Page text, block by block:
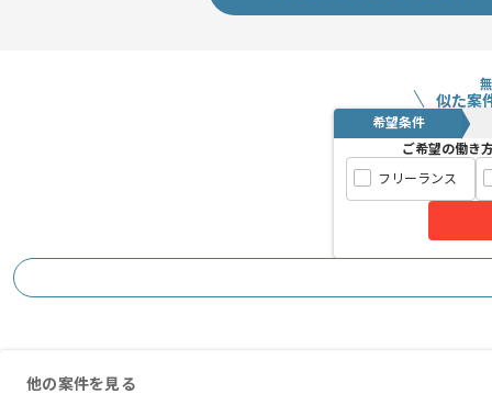
似た案
希望条件
ご希望の働き
フリーランス
他の案件を見る